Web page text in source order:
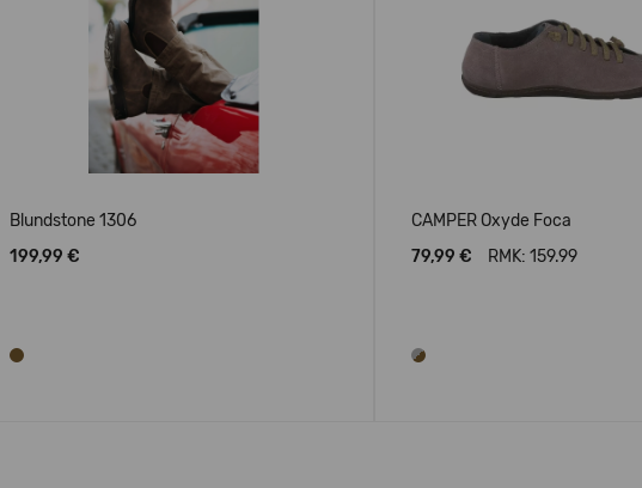
Blundstone 1306
199,99 €
CAMPER Oxyde Foca
79,99 €
RMK: 159.99